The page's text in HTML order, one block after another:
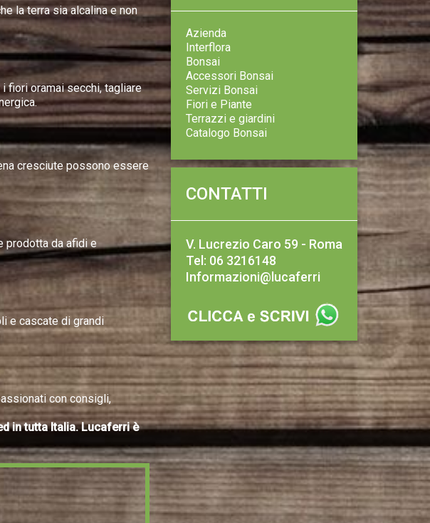
la terra sia alcalina e non
fiori oramai secchi, tagliare
cresciute possono essere
prodotta da afidi e
e cascate di grandi
con consigli,
in tutta Italia. Lucaferri è
Azienda
Interflora
Bonsai
Accessori Bonsai
Servizi Bonsai
Fiori e Piante
Terrazzi e giardini
Catalogo Bonsai
CONTATTI
V. Lucrezio Caro 59 - Roma
Tel: 06 3216148
Informazioni@lucaferri